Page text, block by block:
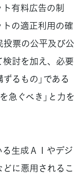
有料広告の制
の適正利用の確
票の公平及び公
討を加え、必要
るもの」である
急ぐべき」と力を
生成ＡＩやデジ
に悪用されるこ